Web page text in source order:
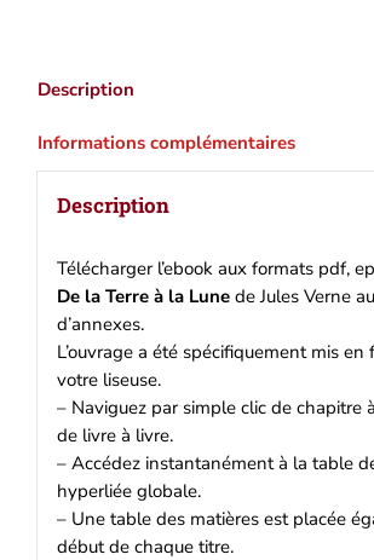
Verne)
Ebook
pdf,
Description
Informations complémentaires
Description
Télécharger l’ebook aux formats pdf,
De la Terre à la Lunede Jules Verne
d’annexes.
L’ouvrage a été spécifiquement mis en
votre liseuse.
– Naviguez par simple clic de chapitre
de livre à livre.
– Accédez instantanément à la table
hyperliée globale.
– Une table des matières est placée
début de chaque titre.